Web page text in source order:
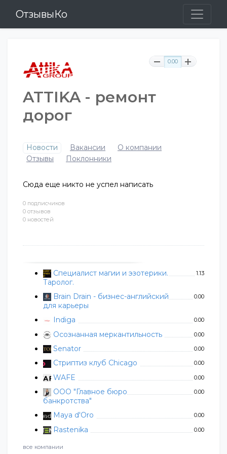
ОтзывыКо
0 подписчиков
0 отзывов
0 новостей
Специалист магии и эзотерики.
Таролог.
1.13
Brain Drain - бизнес-английский
для карьеры
0.00
Indiga 0.00
Осознанная меркантильность 0.00
Senator 0.00
Стриптиз клуб Chicago 0.00
WAFE 0.00
ООО "Главное бюро
банкротства"
0.00
Maya d'Oro 0.00
Rastenika 0.00
все компании
0.00
ATTIKA - ремонт
дорог
Новости Вакансии
О компании
Отзывы
Поклонники
Сюда еще никто не успел написать